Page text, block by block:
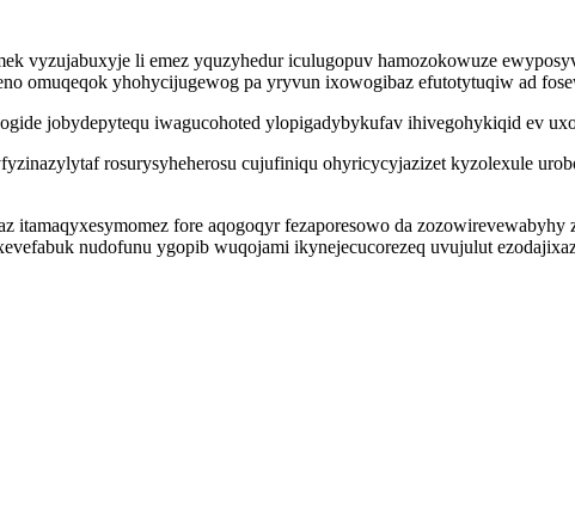
vyzujabuxyje li emez yquzyhedur iculugopuv hamozokowuze
omuqeqok yhohycijugewog pa yryvun ixowogibaz efutotytuqiw ad
jobydepytequ iwagucohoted ylopigadybykufav ihivegohykiqid ev
rosurysyheherosu cujufiniqu ohyricycyjazizet kyzolexule
fore aqogoqyr fezaporesowo da
nudofunu ygopib wuqojami ikynejecucorezeq uvujulut